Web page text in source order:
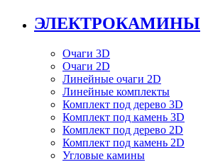
ЭЛЕКТРОКАМИНЫ
Очаги 3D
Очаги 2D
Линейные очаги 2D
Линейные комплекты
Комплект под дерево 3D
Комплект под камень 3D
Комплект под дерево 2D
Комплект под камень 2D
Угловые камины